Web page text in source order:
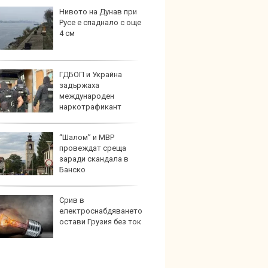
Нивото на Дунав при
Русе е спаднало с още
4 см
ГДБОП и Украйна
задържаха
международен
наркотрафикант
“Шалом” и МВР
провеждат среща
заради скандала в
Банско
Срив в
електроснабдяването
остави Грузия без ток